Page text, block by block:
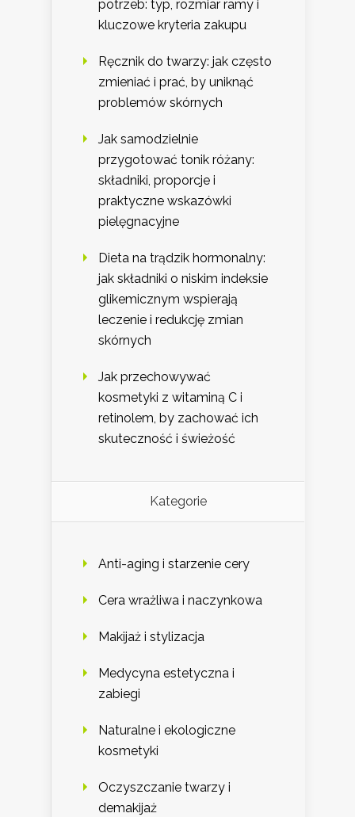
potrzeb: typ, rozmiar ramy i
kluczowe kryteria zakupu
Ręcznik do twarzy: jak często
zmieniać i prać, by uniknąć
problemów skórnych
Jak samodzielnie
przygotować tonik różany:
składniki, proporcje i
praktyczne wskazówki
pielęgnacyjne
Dieta na trądzik hormonalny:
jak składniki o niskim indeksie
glikemicznym wspierają
leczenie i redukcję zmian
skórnych
Jak przechowywać
kosmetyki z witaminą C i
retinolem, by zachować ich
skuteczność i świeżość
Kategorie
Anti-aging i starzenie cery
Cera wrażliwa i naczynkowa
Makijaż i stylizacja
Medycyna estetyczna i
zabiegi
Naturalne i ekologiczne
kosmetyki
Oczyszczanie twarzy i
demakijaż